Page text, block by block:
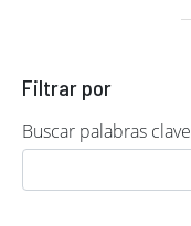
Filtrar por
Buscar palabras clave